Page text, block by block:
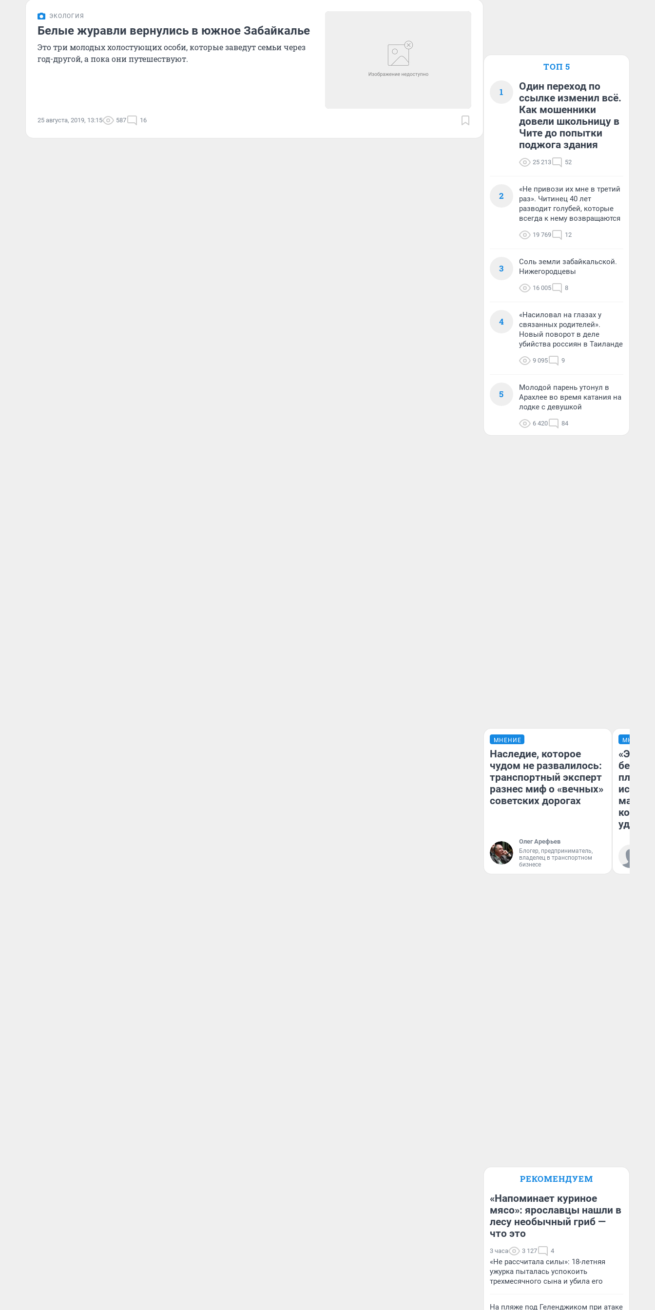
ЭКОЛОГИЯ
Белые журавли вернулись в южное Забайкалье
Это три молодых холостующих особи, которые заведут семьи через
год-другой, а пока они путешествуют.
25 августа, 2019, 13:15 587 16
ТОП 5
1
Один переход по
ссылке изменил всё.
Как мошенники
довели школьницу в
Чите до попытки
поджога здания
25 213 52
2
«Не привози их мне в третий
раз». Читинец 40 лет
разводит голубей, которые
всегда к нему возвращаются
19 769 12
3
Соль земли забайкальской.
Нижегородцевы
16 005 8
4
«Насиловал на глазах у
связанных родителей».
Новый поворот в деле
убийства россиян в Таиланде
9 095 9
5
Молодой парень утонул в
Арахлее во время катания на
лодке с девушкой
6 420 84
МНЕНИЕ
Наследие, которое
чудом не развалилось:
транспортный эксперт
разнес миф о «вечных»
советских дорогах
Олег Арефьев
Блогер, предприниматель,
владелец в транспортном
бизнесе
МНЕНИЕ
«Это
РЕКОМЕНДУЕМ
«Напоминает куриное
мясо»: ярославцы нашли в
лесу необычный гриб —
что это
3 часа 3 127 4
«Не рассчитала силы»: 18-летняя
ужурка пыталась успокоить
трехмесячного сына и убила его
На пляже под Геленджиком при атаке